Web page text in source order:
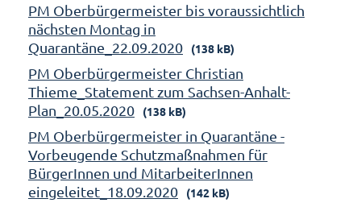
PM Oberbürgermeister bis voraussichtlich
nächsten Montag in
Quarantäne_22.09.2020
(138 kB)
PM Oberbürgermeister Christian
Thieme_Statement zum Sachsen-Anhalt-
Plan_20.05.2020
(138 kB)
PM Oberbürgermeister in Quarantäne -
Vorbeugende Schutzmaßnahmen für
BürgerInnen und MitarbeiterInnen
eingeleitet_18.09.2020
(142 kB)